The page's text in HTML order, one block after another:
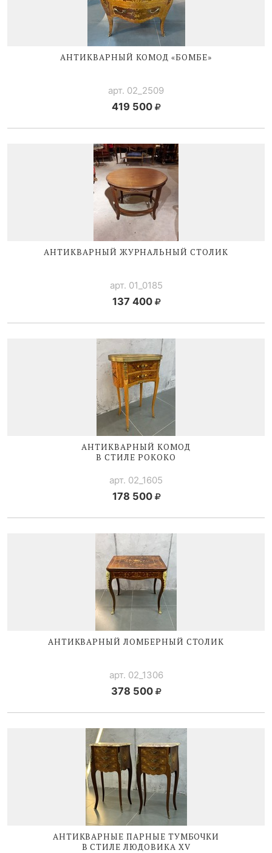
АНТИКВАРНЫЙ КОМОД «БОМБЕ»
арт. 02_2509
419 500
АНТИКВАРНЫЙ ЖУРНАЛЬНЫЙ СТОЛИК
арт. 01_0185
137 400
АНТИКВАРНЫЙ КОМОД
В СТИЛЕ РОКОКО
арт. 02_1605
178 500
АНТИКВАРНЫЙ ЛОМБЕРНЫЙ СТОЛИК
арт. 02_1306
378 500
АНТИКВАРНЫЕ ПАРНЫЕ ТУМБОЧКИ
В СТИЛЕЛЮДОВИКА XV